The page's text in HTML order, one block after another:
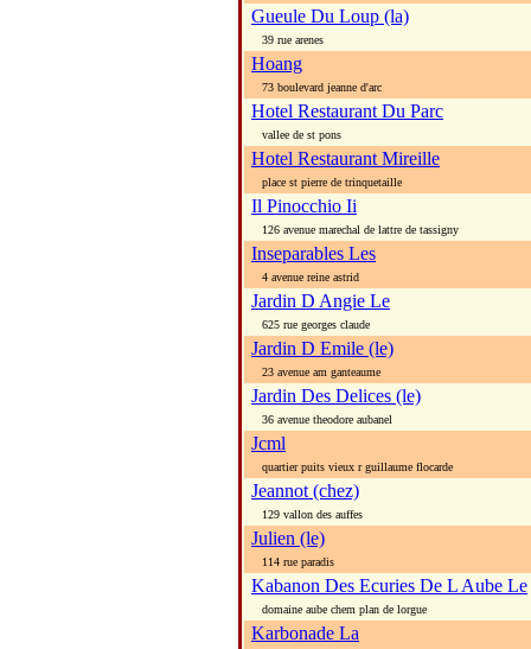
Gueule Du Loup (la)
39 rue arenes
Hoang
73 boulevard jeanne d'arc
Hotel Restaurant Du Parc
vallee de st pons
Hotel Restaurant Mireille
place st pierre de trinquetaille
Il Pinocchio Ii
126 avenue marechal de lattre de tassigny
Inseparables Les
4 avenue reine astrid
Jardin D Angie Le
625 rue georges claude
Jardin D Emile (le)
23 avenue am ganteaume
Jardin Des Delices (le)
36 avenue theodore aubanel
Jcml
quartier puits vieux r guillaume flocarde
Jeannot (chez)
129 vallon des auffes
Julien (le)
114 rue paradis
Kabanon Des Ecuries De L Aube Le
domaine aube chem plan de lorgue
Karbonade La